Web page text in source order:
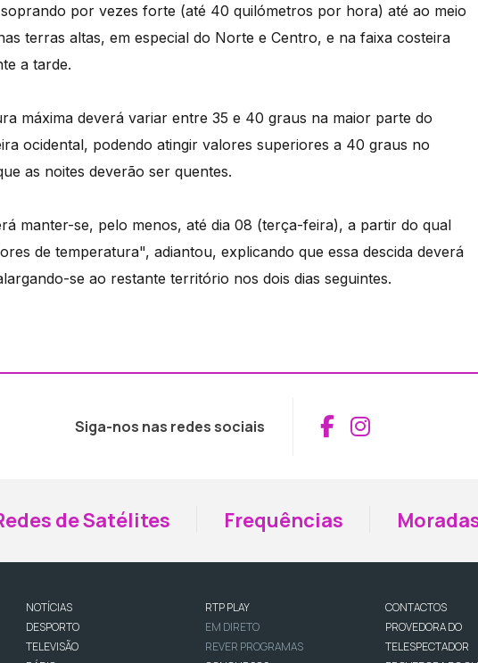
por vezes forte (até 40 quilómetros por hora) até ao meio
terras altas, em especial do Norte e Centro, e na faixa costeira
a tarde.
máxima deverá variar entre 35 e 40 graus na maior parte do
ocidental, podendo atingir valores superiores a 40 graus no
as noites deverão ser quentes.
manter-se, pelo menos, até dia 08 (terça-feira), a partir do qual
de temperatura", adiantou, explicando que essa descida deverá
se ao restante território nos dois dias seguintes.
Siga-nos nas redes sociais Aceder ao
Aceder
de Satélites Frequências
NOTÍCIAS
DESPORTO
TELEVISÃO
RTP PLAY
EM DIRETO
REVER PROGRAMAS
CONTACTOS
PROVEDORA DO
TELESPECTADOR